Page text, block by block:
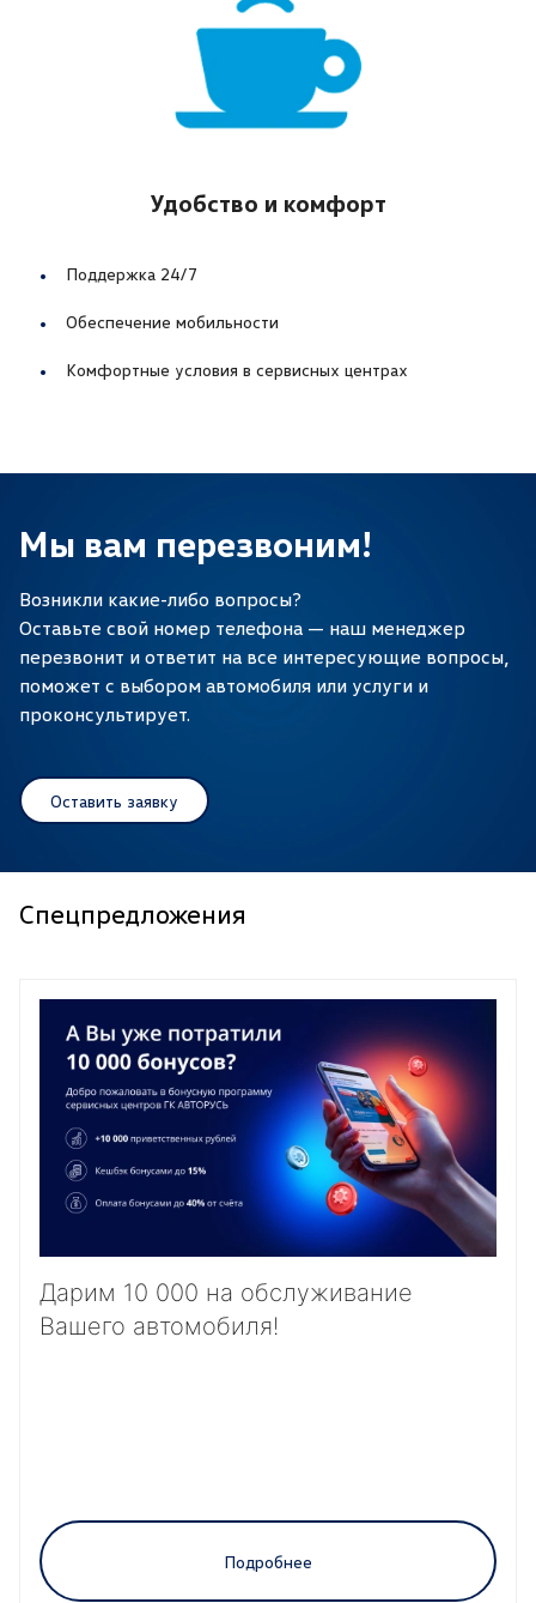
Удобство и комфорт
Поддержка 24/7
Обеспечение мобильности
Комфортные условия в сервисных центрах
Мы вам перезвоним!
Возникли какие-либо вопросы?
Оставьте свой номер телефона — наш менеджер
перезвонит и ответит на все интересующие вопросы,
поможет с выбором автомобиля или услуги и
проконсультирует.
Оставить заявку
Спецпредложения
Дарим 10 000 на обслуживание
Вашего автомобиля!
Подробнее